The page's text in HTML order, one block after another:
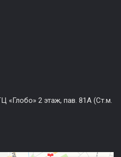
«Глобо» 2 этаж, пав. 81А (Ст.м.